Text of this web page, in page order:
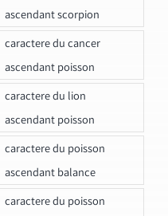
ascendant scorpion
caractere du cancer
ascendant poisson
caractere du lion
ascendant poisson
caractere du poisson
ascendant balance
caractere du poisson